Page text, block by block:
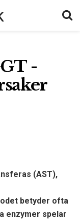
-
(AST),
betyder ofta
enzymer spelar